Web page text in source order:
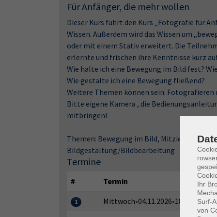
Für Anfänger, die mehr wollen
Dieser Kurs führt den Kurs „Fotografie für
Wissen. Außerdem wird das Wissen um
oder mit einem Stativ erweitert. Die
erlernte und frischen ihre Kenntnisse kurz
Wie halte ich eine Bewegung im Bild fest?
Wie gestalte ich eine Bewegung fließend?
Weitere Themen können sein:
Bitte eigene Kamera , die
mitbringen!
Themen: Bewegung im Bild, Mitzieher,
Bildgestaltung/Bildbearbeitung
Termine
# Termin
1 Mittwoch•04.11.2026•18:30–20:00
Ihr
Surf-
von